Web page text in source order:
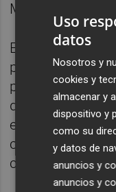
Modelo
El resultado se
proceso de
prolongó
datos del
emitidas, 1.985
correo y 432 a
contabilizaron
Uso
datos
Nosotros y
cookies y
almacenar y
dispositivo y
como su
y datos de
anuncios y
anuncios y